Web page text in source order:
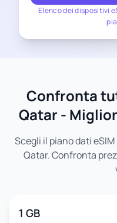
Elenco dei dispositivi
Confronta
Qatar -
Scegli il piano dati
Qatar. Confronta
1 GB